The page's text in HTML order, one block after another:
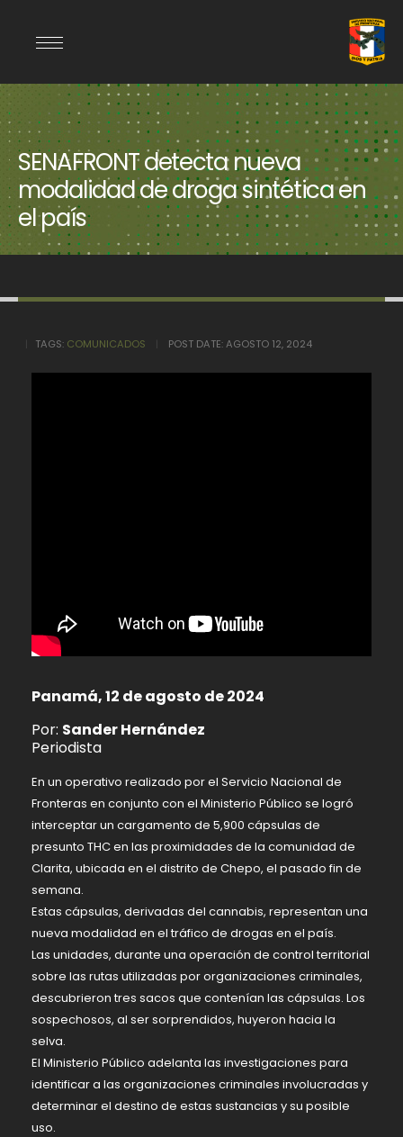
SENAFRONT detecta nueva
modalidad de droga sintética en
el país
TAGS: COMUNICADOS POST DATE:AGOSTO 12, 2024
Panamá, 12 de agosto de 2024
Por: Sander Hernández
Periodista
En un operativo realizado por el Servicio Nacional de
Fronteras en conjunto con el Ministerio Público se logró
interceptar un cargamento de 5,900 cápsulas de
presunto THC en las proximidades de la comunidad de
Clarita, ubicada en el distrito de Chepo, el pasado fin de
semana.
Estas cápsulas, derivadas del cannabis, representan una
nueva modalidad en el tráfico de drogas en el país.
Las unidades, durante una operación de control territorial
sobre las rutas utilizadas por organizaciones criminales,
descubrieron tres sacos que contenían las cápsulas. Los
sospechosos, al ser sorprendidos, huyeron hacia la
selva.
El Ministerio Público adelanta las investigaciones para
identificar a las organizaciones criminales involucradas y
determinar el destino de estas sustancias y su posible
uso.